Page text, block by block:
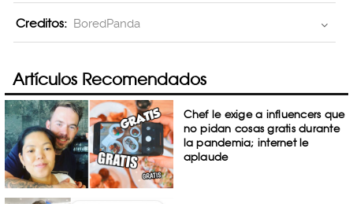
Creditos: BoredPanda
Artículos Recomendados
Chef le exige a influencers que
no pidan cosas gratis durante
la pandemia; internet le
aplaude